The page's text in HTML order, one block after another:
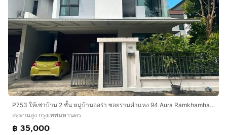
P753 ให้เช่าบ้าน 2 ชั้น หมู่บ้านออร่า ซอยรามคำแหง 94 Aura Ramkhamhaeng 94 ตกแต่งสวยพร้อมเข้าอยู่ เหมาะพักอาศัย ใกล้เดอะพาสิโอ รามคำแหง ม.นิด
สะพานสูง กรุงเทพมหานคร
฿ 35,000